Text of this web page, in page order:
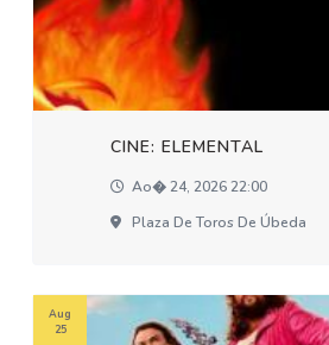
CINE: ELEMENTAL
Ao� 24, 2026 22:00
Plaza De Toros De Úbeda
Aug
25